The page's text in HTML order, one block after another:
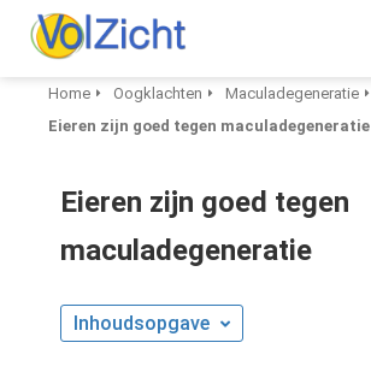
Home Oogklachten
Maculadegeneratie
Eieren zijn goed tegen maculadegeneratie
Eieren zijn goed tegen
maculadegeneratie
Inhoudsopgave